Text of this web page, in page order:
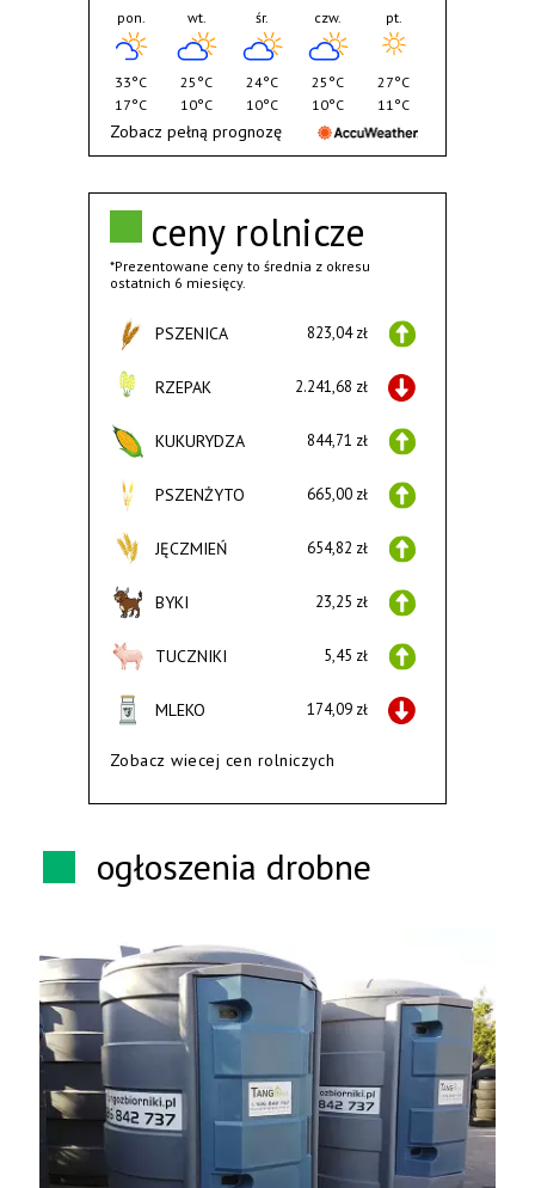
ceny rolnicze
*Prezentowane ceny to średnia z okresu
ostatnich 6 miesięcy.
PSZENICA 823,04 zł
RZEPAK 2.241,68 zł
KUKURYDZA 844,71 zł
PSZENŻYTO 665,00 zł
JĘCZMIEŃ 654,82 zł
BYKI 23,25 zł
TUCZNIKI 5,45 zł
MLEKO 174,09 zł
Zobacz wiecej cen rolniczych
pon.
33°C
17°C
wt.
25°C
10°C
śr.
24°C
10°C
czw.
25°C
10°C
pt.
27°C
11°C
Zobacz pełną prognozę
ogłoszenia drobne